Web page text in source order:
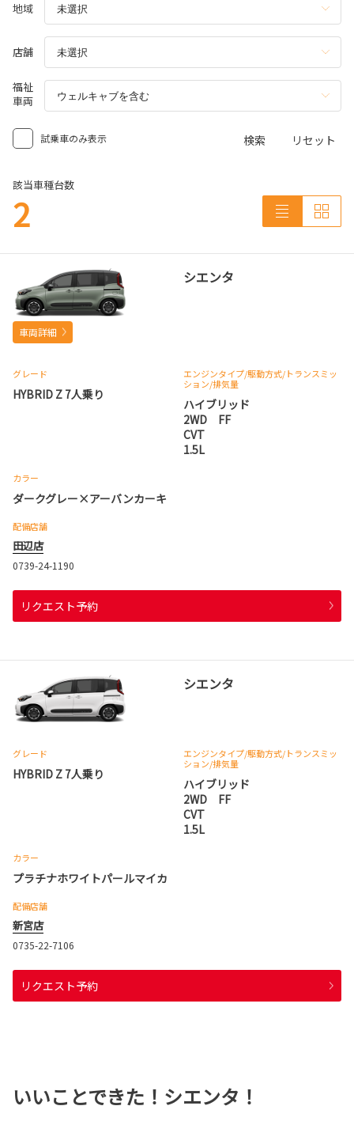
地域
店舗
福祉
車両
試乗車のみ表示 検索 リセット
該当車種台数
2
シエンタ
車両詳細
グレード
HYBRID Z 7人乗り
エンジンタイプ/駆動方式/トランスミッ
ション/排気量
ハイブリッド
2WD FF
CVT
1.5L
カラー
ダークグレー×アーバンカーキ
配備店舗
田辺店
0739-24-1190
リクエスト予約
シエンタ
グレード
HYBRID Z 7人乗り
エンジンタイプ/駆動方式/トランスミッ
ション/排気量
ハイブリッド
2WD FF
CVT
1.5L
カラー
プラチナホワイトパールマイカ
配備店舗
新宮店
0735-22-7106
リクエスト予約
いいことできた！シエンタ！